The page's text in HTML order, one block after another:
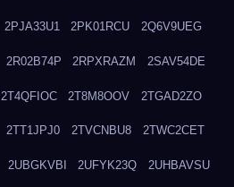
2PJA33U1 2PK01RCU 2Q6V9UEG
2R02B74P 2RPXRAZM 2SAV54DE
2T4QFIOC 2T8M8OOV 2TGAD2ZO
2TT1JPJ0 2TVCNBU8 2TWC2CET
2UBGKVBI 2UFYK23Q 2UHBAVSU